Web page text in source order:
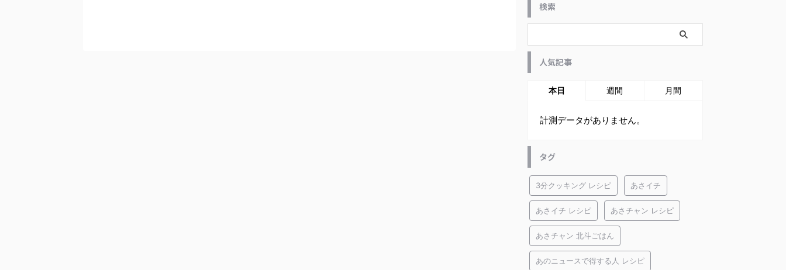
検索
人気記事
本日 週間 月間
計測データがありません。
タグ
3分クッキング レシピ あさイチ
あさイチ レシピ あさチャン レシピ
あさチャン 北斗ごはん
あのニュースで得する人 レシピ